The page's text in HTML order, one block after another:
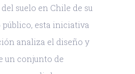
suelo en Chile de su
esta iniciativa
analiza el diseño y
un conjunto de